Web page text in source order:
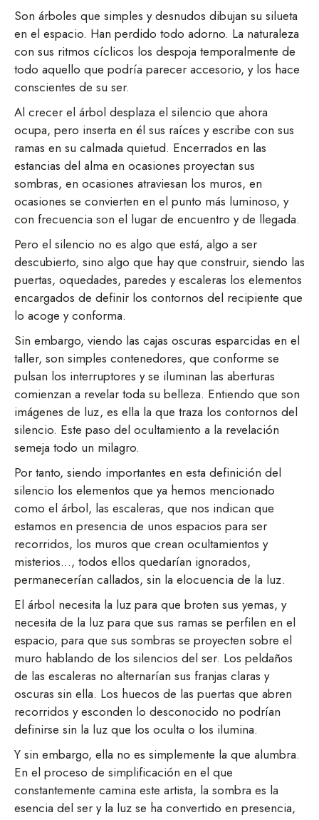
Son árboles que simples y desnudos dibujan su silueta
en el espacio. Han perdido todo adorno. La naturaleza
con sus ritmos cíclicos los despoja temporalmente de
todo aquello que podría parecer accesorio, y los hace
conscientes de su ser.
Al crecer el árbol desplaza el silencio que ahora
ocupa, pero inserta en él sus raíces y escribe con sus
ramas en su calmada quietud. Encerrados en las
estancias del alma en ocasiones proyectan sus
sombras, en ocasiones atraviesan los muros, en
ocasiones se convierten en el punto más luminoso, y
con frecuencia son el lugar de encuentro y de llegada.
Pero el silencio no es algo que está, algo a ser
descubierto, sino algo que hay que construir, siendo las
puertas, oquedades, paredes y escaleras los elementos
encargados de definir los contornos del recipiente que
lo acoge y conforma.
Sin embargo, viendo las cajas oscuras esparcidas en el
taller, son simples contenedores, que conforme se
pulsan los interruptores y se iluminan las aberturas
comienzan a revelar toda su belleza. Entiendo que son
imágenes de luz, es ella la que traza los contornos del
silencio. Este paso del ocultamiento a la revelación
semeja todo un milagro.
Por tanto, siendo importantes en esta definición del
silencio los elementos que ya hemos mencionado
como el árbol, las escaleras, que nos indican que
estamos en presencia de unos espacios para ser
recorridos, los muros que crean ocultamientos y
misterios…, todos ellos quedarían ignorados,
permanecerían callados, sin la elocuencia de la luz.
El árbol necesita la luz para que broten sus yemas, y
necesita de la luz para que sus ramas se perfilen en el
espacio, para que sus sombras se proyecten sobre el
muro hablando de los silencios del ser. Los peldaños
de las escaleras no alternarían sus franjas claras y
oscuras sin ella. Los huecos de las puertas que abren
recorridos y esconden lo desconocido no podrían
definirse sin la luz que los oculta o los ilumina.
Y sin embargo, ella no es simplemente la que alumbra.
En el proceso de simplificación en el que
constantemente camina este artista, la sombra es la
esencia del ser y la luz se ha convertido en presencia,